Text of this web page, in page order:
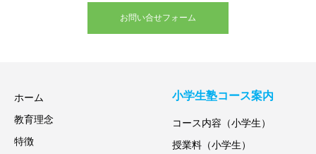
お問い合せフォーム
ホーム
教育理念
特徴
小学生塾コース案内
コース内容（小学生）
授業料（小学生）